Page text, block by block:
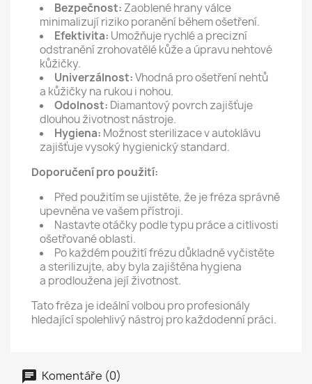
Bezpečnost: Zaoblené hrany válce
minimalizují riziko poranění během ošetření.
Efektivita: Umožňuje rychlé a precizní
odstranění zrohovatělé kůže a úpravu nehtové
kůžičky.
Univerzálnost:Vhodná pro ošetření nehtů
a kůžičky na rukou i nohou.
Odolnost: Diamantový povrch zajišťuje
dlouhou životnost nástroje.
Hygiena: Možnost sterilizace v autoklávu
zajišťuje vysoký hygienický standard.
Doporučení pro použití:
Před použitím se ujistěte, že je fréza správně
upevněna ve vašem přístroji.
Nastavte otáčky podle typu práce a citlivosti
ošetřované oblasti.
Po každém použití frézu důkladně vyčistěte
a sterilizujte, aby byla zajištěna hygiena
a prodloužena její životnost.
Tato fréza je ideální volbou pro profesionály
hledající spolehlivý nástroj pro každodenní práci.
Komentáře (0)